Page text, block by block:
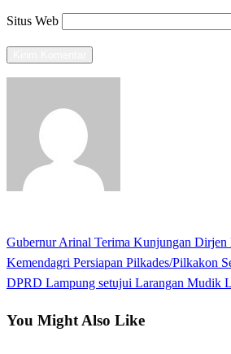
Situs Web
Navigasi
pos
Previous
Post
Gubernur Arinal Terima Kunjungan Dirjen
Kemendagri Persiapan Pilkades/Pilkakon
Next
DPRD Lampung setujui Larangan Mudik
You Might Also Like